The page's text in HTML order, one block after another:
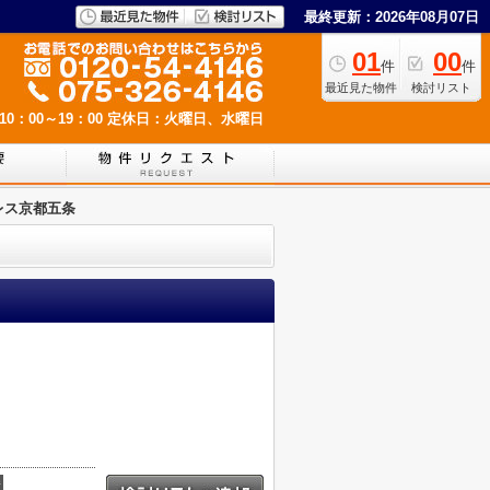
最終更新：2026年08月07日
01件
最近見た物件
00件
検討リスト
：00～19：00 定休日：火曜日、水曜日
ス京都五条